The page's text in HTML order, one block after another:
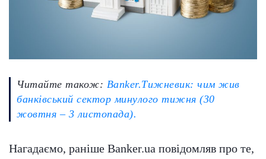
Читайте також: Banker.Тижневик: чим жив
банківський сектор минулого тижня (30
жовтня – 3 листопада).
Нагадаємо, раніше Banker.ua повідомляв про те,